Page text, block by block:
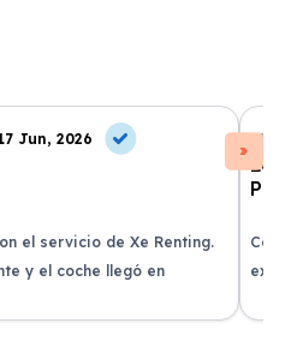
Jun, 2026
el servicio de Xe Renting.
y el coche llegó en